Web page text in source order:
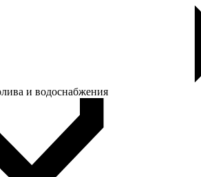
и водоснабжения